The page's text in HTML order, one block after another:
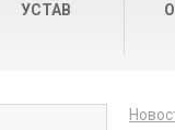
УСТАВ